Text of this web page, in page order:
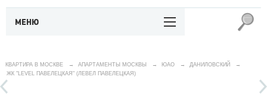
МЕНЮ
КВАРТИРА В МОСКВЕ → АПАРТАМЕНТЫ МОСКВЫ → ЮАО → ДАНИЛОВСКИЙ
→
ЖК "LEVEL ПАВЕЛЕЦКАЯ" (ЛЕВЕЛ ПАВЕЛЕЦКАЯ)